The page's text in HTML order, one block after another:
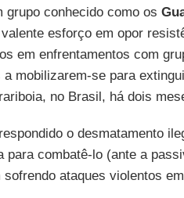
grupo conhecido como os
esforço em opor
em enfrentamentos com
mobilizarem-se para
no Brasil, há dois
o desmatamento
para combatê-lo (ante a
ataques violentos